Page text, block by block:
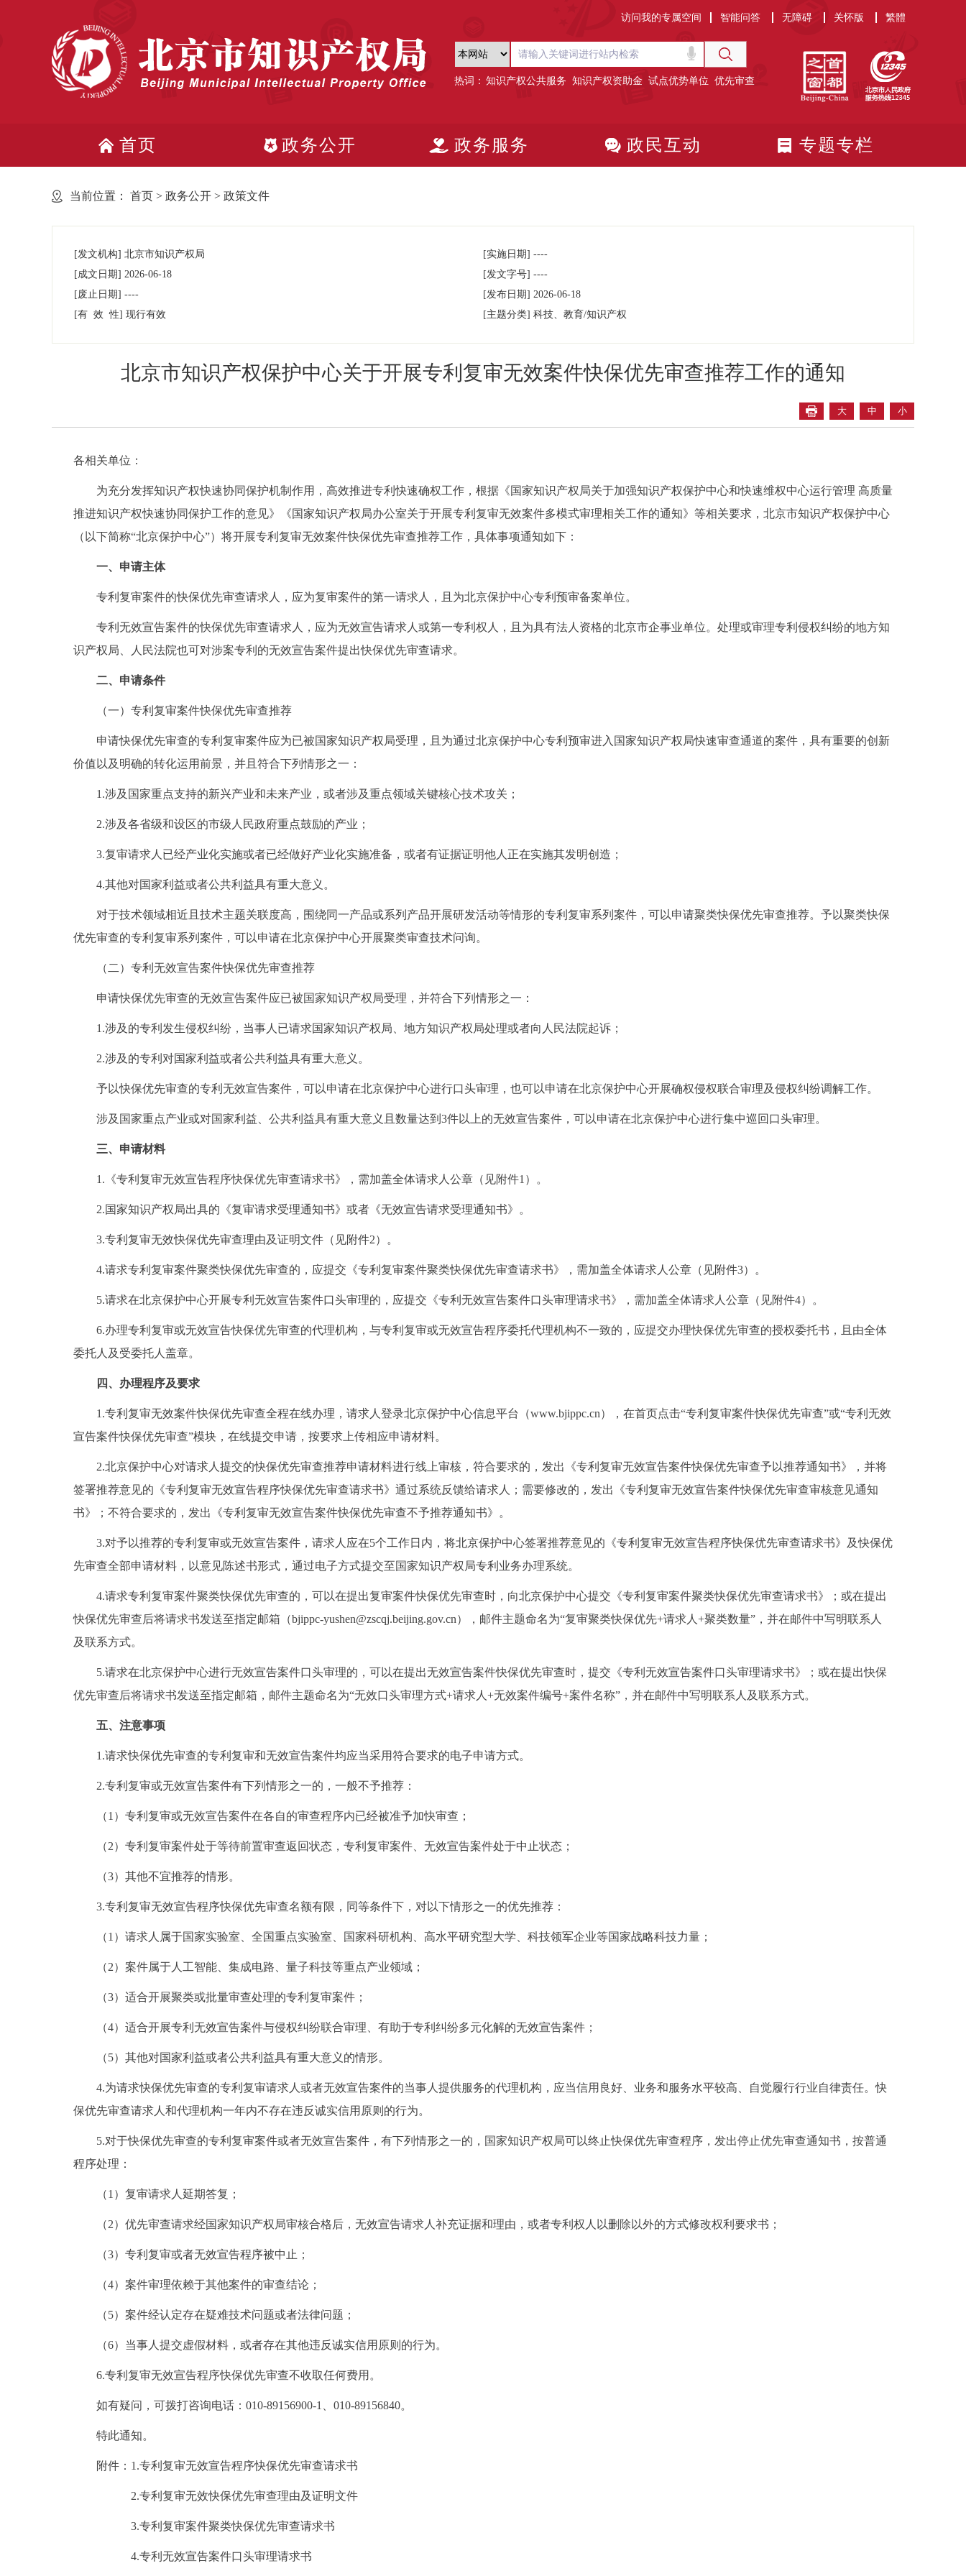
访问我的专属空间 智能问答 无障碍 关怀版 繁體
热词： 知识产权公共服务 知识产权资助金 试点优势单位 优先审查
首页 政务公开 政务服务 政民互动 专题专栏
当前位置： 首页 > 政务公开 > 政策文件
[发文机构] 北京市知识产权局 [实施日期] ----
[成文日期] 2026-06-18 [发文字号] ----
[废止日期] ---- [发布日期] 2026-06-18
[有 效 性] 现行有效 [主题分类] 科技、教育/知识产权
北京市知识产权保护中心关于开展专利复审无效案件快保优先审查推荐工作的通知
大 中 小
各相关单位：
为充分发挥知识产权快速协同保护机制作用，高效推进专利快速确权工作，根据《国家知识产权局关于加强知识产权保护中心和快速维权中心运行管理 高质量
推进知识产权快速协同保护工作的意见》《国家知识产权局办公室关于开展专利复审无效案件多模式审理相关工作的通知》等相关要求，北京市知识产权保护中心
（以下简称“北京保护中心”）将开展专利复审无效案件快保优先审查推荐工作，具体事项通知如下：
一、申请主体
专利复审案件的快保优先审查请求人，应为复审案件的第一请求人，且为北京保护中心专利预审备案单位。
专利无效宣告案件的快保优先审查请求人，应为无效宣告请求人或第一专利权人，且为具有法人资格的北京市企事业单位。处理或审理专利侵权纠纷的地方知
识产权局、人民法院也可对涉案专利的无效宣告案件提出快保优先审查请求。
二、申请条件
（一）专利复审案件快保优先审查推荐
申请快保优先审查的专利复审案件应为已被国家知识产权局受理，且为通过北京保护中心专利预审进入国家知识产权局快速审查通道的案件，具有重要的创新
价值以及明确的转化运用前景，并且符合下列情形之一：
1.涉及国家重点支持的新兴产业和未来产业，或者涉及重点领域关键核心技术攻关；
2.涉及各省级和设区的市级人民政府重点鼓励的产业；
3.复审请求人已经产业化实施或者已经做好产业化实施准备，或者有证据证明他人正在实施其发明创造；
4.其他对国家利益或者公共利益具有重大意义。
对于技术领域相近且技术主题关联度高，围绕同一产品或系列产品开展研发活动等情形的专利复审系列案件，可以申请聚类快保优先审查推荐。予以聚类快保
优先审查的专利复审系列案件，可以申请在北京保护中心开展聚类审查技术问询。
（二）专利无效宣告案件快保优先审查推荐
申请快保优先审查的无效宣告案件应已被国家知识产权局受理，并符合下列情形之一：
1.涉及的专利发生侵权纠纷，当事人已请求国家知识产权局、地方知识产权局处理或者向人民法院起诉；
2.涉及的专利对国家利益或者公共利益具有重大意义。
予以快保优先审查的专利无效宣告案件，可以申请在北京保护中心进行口头审理，也可以申请在北京保护中心开展确权侵权联合审理及侵权纠纷调解工作。
涉及国家重点产业或对国家利益、公共利益具有重大意义且数量达到3件以上的无效宣告案件，可以申请在北京保护中心进行集中巡回口头审理。
三、申请材料
1.《专利复审无效宣告程序快保优先审查请求书》，需加盖全体请求人公章（见附件1）。
2.国家知识产权局出具的《复审请求受理通知书》或者《无效宣告请求受理通知书》。
3.专利复审无效快保优先审查理由及证明文件（见附件2）。
4.请求专利复审案件聚类快保优先审查的，应提交《专利复审案件聚类快保优先审查请求书》，需加盖全体请求人公章（见附件3）。
5.请求在北京保护中心开展专利无效宣告案件口头审理的，应提交《专利无效宣告案件口头审理请求书》，需加盖全体请求人公章（见附件4）。
6.办理专利复审或无效宣告快保优先审查的代理机构，与专利复审或无效宣告程序委托代理机构不一致的，应提交办理快保优先审查的授权委托书，且由全体
委托人及受委托人盖章。
四、办理程序及要求
1.专利复审无效案件快保优先审查全程在线办理，请求人登录北京保护中心信息平台（www.bjippc.cn），在首页点击“专利复审案件快保优先审查”或“专利无效
宣告案件快保优先审查”模块，在线提交申请，按要求上传相应申请材料。
2.北京保护中心对请求人提交的快保优先审查推荐申请材料进行线上审核，符合要求的，发出《专利复审无效宣告案件快保优先审查予以推荐通知书》，并将
签署推荐意见的《专利复审无效宣告程序快保优先审查请求书》通过系统反馈给请求人；需要修改的，发出《专利复审无效宣告案件快保优先审查审核意见通知
书》；不符合要求的，发出《专利复审无效宣告案件快保优先审查不予推荐通知书》。
3.对予以推荐的专利复审或无效宣告案件，请求人应在5个工作日内，将北京保护中心签署推荐意见的《专利复审无效宣告程序快保优先审查请求书》及快保优
先审查全部申请材料，以意见陈述书形式，通过电子方式提交至国家知识产权局专利业务办理系统。
4.请求专利复审案件聚类快保优先审查的，可以在提出复审案件快保优先审查时，向北京保护中心提交《专利复审案件聚类快保优先审查请求书》；或在提出
快保优先审查后将请求书发送至指定邮箱（bjippc-yushen@zscqj.beijing.gov.cn），邮件主题命名为“复审聚类快保优先+请求人+聚类数量”，并在邮件中写明联系人
及联系方式。
5.请求在北京保护中心进行无效宣告案件口头审理的，可以在提出无效宣告案件快保优先审查时，提交《专利无效宣告案件口头审理请求书》；或在提出快保
优先审查后将请求书发送至指定邮箱，邮件主题命名为“无效口头审理方式+请求人+无效案件编号+案件名称”，并在邮件中写明联系人及联系方式。
五、注意事项
1.请求快保优先审查的专利复审和无效宣告案件均应当采用符合要求的电子申请方式。
2.专利复审或无效宣告案件有下列情形之一的，一般不予推荐：
（1）专利复审或无效宣告案件在各自的审查程序内已经被准予加快审查；
（2）专利复审案件处于等待前置审查返回状态，专利复审案件、无效宣告案件处于中止状态；
（3）其他不宜推荐的情形。
3.专利复审无效宣告程序快保优先审查名额有限，同等条件下，对以下情形之一的优先推荐：
（1）请求人属于国家实验室、全国重点实验室、国家科研机构、高水平研究型大学、科技领军企业等国家战略科技力量；
（2）案件属于人工智能、集成电路、量子科技等重点产业领域；
（3）适合开展聚类或批量审查处理的专利复审案件；
（4）适合开展专利无效宣告案件与侵权纠纷联合审理、有助于专利纠纷多元化解的无效宣告案件；
（5）其他对国家利益或者公共利益具有重大意义的情形。
4.为请求快保优先审查的专利复审请求人或者无效宣告案件的当事人提供服务的代理机构，应当信用良好、业务和服务水平较高、自觉履行行业自律责任。快
保优先审查请求人和代理机构一年内不存在违反诚实信用原则的行为。
5.对于快保优先审查的专利复审案件或者无效宣告案件，有下列情形之一的，国家知识产权局可以终止快保优先审查程序，发出停止优先审查通知书，按普通
程序处理：
（1）复审请求人延期答复；
（2）优先审查请求经国家知识产权局审核合格后，无效宣告请求人补充证据和理由，或者专利权人以删除以外的方式修改权利要求书；
（3）专利复审或者无效宣告程序被中止；
（4）案件审理依赖于其他案件的审查结论；
（5）案件经认定存在疑难技术问题或者法律问题；
（6）当事人提交虚假材料，或者存在其他违反诚实信用原则的行为。
6.专利复审无效宣告程序快保优先审查不收取任何费用。
如有疑问，可拨打咨询电话：010-89156900-1、010-89156840。
特此通知。
附件：1.专利复审无效宣告程序快保优先审查请求书
2.专利复审无效快保优先审查理由及证明文件
3.专利复审案件聚类快保优先审查请求书
4.专利无效宣告案件口头审理请求书